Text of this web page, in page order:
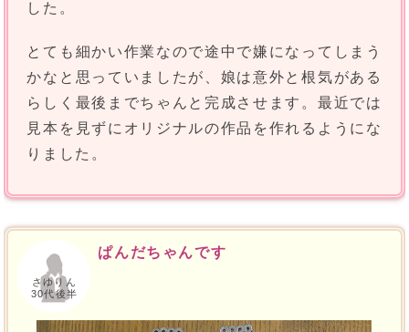
した。
とても細かい作業なので途中で嫌になってしまう
かなと思っていましたが、娘は意外と根気がある
らしく最後までちゃんと完成させます。最近では
見本を見ずにオリジナルの作品を作れるようにな
りました。
さゆりん
30代後半
ぱんだちゃんです